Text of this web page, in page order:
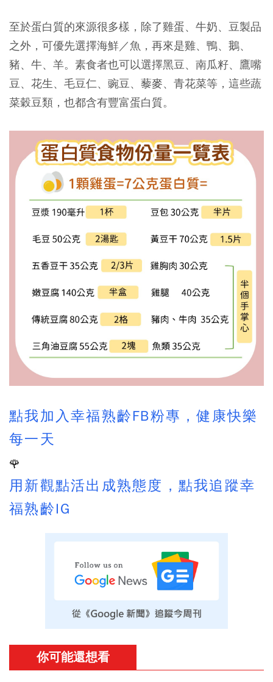
至於蛋白質的來源很多樣，除了雞蛋、牛奶、豆製品
之外，可優先選擇海鮮／魚，再來是雞、鴨、鵝、
豬、牛、羊。素食者也可以選擇黑豆、南瓜籽、鷹嘴
豆、花生、毛豆仁、豌豆、藜麥、青花菜等，這些蔬
菜穀豆類，也都含有豐富蛋白質。
點我加入幸福熟齡FB粉專，健康快樂
每一天
🌹
用新觀點活出成熟態度，點我追蹤幸
福熟齡IG